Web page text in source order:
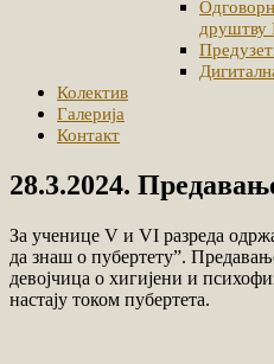
друштву
Колектив
Галерија
Контакт
28.3.2024.
За ученице V и VI разреда
да знаш о пубертету”.
девојчица о хигијени и
настају током пубертета.